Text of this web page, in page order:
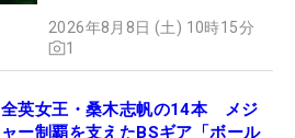
2026年8月8日 (土) 10時15分
1
全英女王・桑木志帆の14本 メジ
ャー制覇を支えたBSギア「ボール